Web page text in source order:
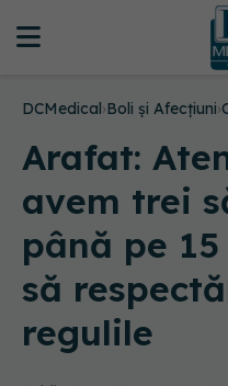
DCMedical›Boli și Afecțiuni›
Arafat:
avem trei
până pe
să
regulile